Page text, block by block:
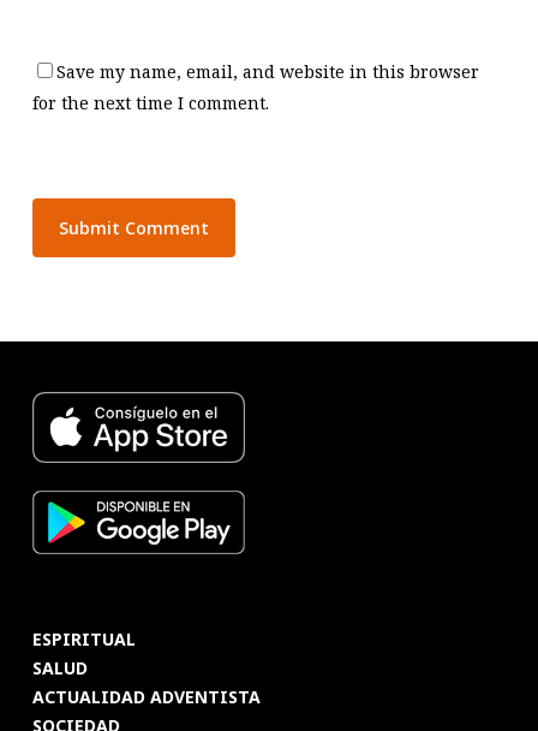
Save my name, email, and website in this browser
for the next time I comment.
ESPIRITUAL
SALUD
ACTUALIDAD ADVENTISTA
SOCIEDAD